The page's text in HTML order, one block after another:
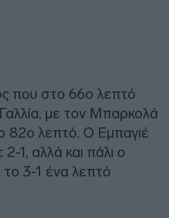
που στο 66ο λεπτό
με τον Μπαρκολά
82ο λεπτό. Ο Εμπαγιέ
1, αλλά και πάλι ο
3-1 ένα λεπτό